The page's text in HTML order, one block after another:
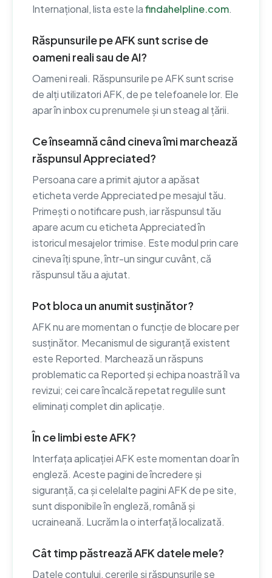
Internațional, lista este lafindahelpline.com.
Răspunsurile pe AFK sunt scrise de
oameni reali sau de AI?
Oameni reali. Răspunsurile pe AFK sunt scrise
de alți utilizatori AFK, de pe telefoanele lor. Ele
apar în inbox cu prenumele și un steag al țării.
Ce înseamnă când cineva îmi marchează
răspunsul Appreciated?
Persoana care a primit ajutor a apăsat
eticheta verde Appreciated pe mesajul tău.
Primești o notificare push, iar răspunsul tău
apare acum cu eticheta Appreciated în
istoricul mesajelor trimise. Este modul prin care
cineva îți spune, într-un singur cuvânt, că
răspunsul tău a ajutat.
Pot bloca un anumit susținător?
AFK nu are momentan o funcție de blocare per
susținător. Mecanismul de siguranță existent
este Reported. Marchează un răspuns
problematic ca Reported și echipa noastră îl va
revizui; cei care încalcă repetat regulile sunt
eliminați complet din aplicație.
În ce limbi este AFK?
Interfața aplicației AFK este momentan doar în
engleză. Aceste pagini de încredere și
siguranță, ca și celelalte pagini AFK de pe site,
sunt disponibile în engleză, română și
ucraineană. Lucrăm la o interfață localizată.
Cât timp păstrează AFK datele mele?
Datele contului, cererile și răspunsurile se